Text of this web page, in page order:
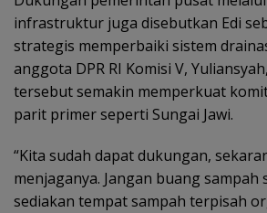
infrastruktur juga disebutkan Edi
strategis memperbaiki sistem
anggota DPR RI Komisi V,
tersebut semakin memperkuat
parit primer seperti Sungai Jawi.
“Kita sudah dapat dukungan,
menjaganya. Jangan buang sampah
sediakan tempat sampah terpisah